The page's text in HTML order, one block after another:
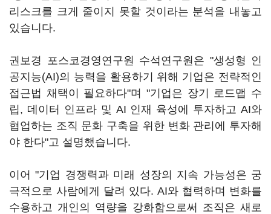
리스크를 크게 줄이지 못할 것이라는 분석을 내놓고
있습니다.
권보경 포스코경영연구원 수석연구원은 "생성형 인
공지능(AI)의 능력을 활용하기 위해 기업은 전략적인
접근법 채택이 필요하다"며 "기업은 장기 로드맵 수
립, 데이터 인프라 및 AI 인재 육성에 투자하고 AI와
협업하는 조직 문화 구축을 위한 변화 관리에 투자해
야 한다"고 설명했습니다.
이어 "기업 경쟁력과 미래 성장의 지속 가능성은 궁
극적으로 사람에게 달려 있다. AI와 협력하며 변화를
수용하고 개인의 역량을 강화함으로써 조직은 새로